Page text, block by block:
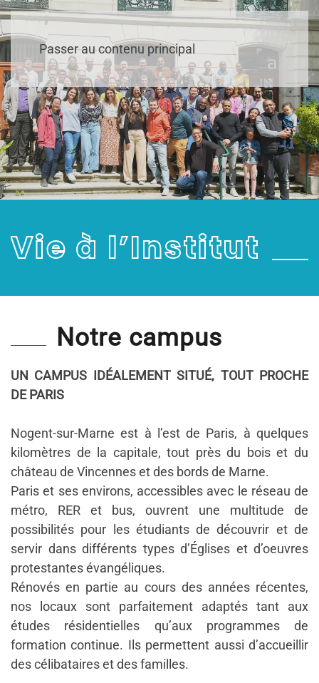
Passer au contenu principal
Vie à l’Institut
Notre campus
UN CAMPUS IDÉALEMENT SITUÉ, TOUT PROCHE
DE PARIS
Nogent-sur-Marne est à l’est de Paris, à quelques
kilomètres de la capitale, tout près du bois et du
château de Vincennes et des bords de Marne.
Paris et ses environs, accessibles avec le réseau de
métro, RER et bus, ouvrent une multitude de
possibilités pour les étudiants de découvrir et de
servir dans différents types d’Églises et d’oeuvres
protestantes évangéliques.
Rénovés en partie au cours des années récentes,
nos locaux sont parfaitement adaptés tant aux
études résidentielles qu’aux programmes de
formation continue. Ils permettent aussi d’accueillir
des célibataires et des familles.